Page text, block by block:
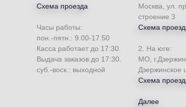
Схема проезда
Часы работы:
пон.-пятн.: 9.00-17.50
Касса работает до 17:30.
Выдача заказов до 17:30.
суб.-воск.: выходной
Москва, ул.
строение 3
Схема
2. На юге:
МО,
Дзержинское
Схема
Далее